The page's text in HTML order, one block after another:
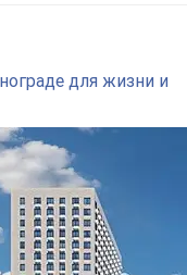
для жизни и